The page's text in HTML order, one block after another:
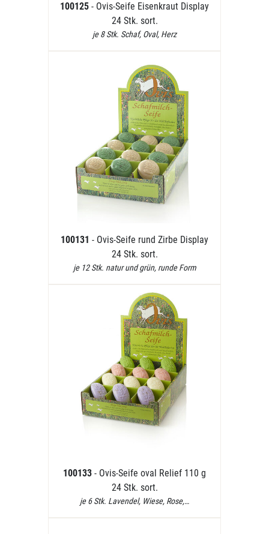
100125 - Ovis-Seife Eisenkraut Display
24 Stk. sort.
je 8 Stk. Schaf, Oval, Herz
100131 - Ovis-Seife rund Zirbe Display
24 Stk. sort.
je 12 Stk. natur und grün, runde Form
100133 - Ovis-Seife oval Relief 110 g
24 Stk. sort.
je 6 Stk. Lavendel, Wiese, Rose,…